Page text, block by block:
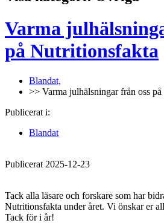
Varma
på Nutritionsfakta
Blandat,
>> Varma julhälsningar från oss
Publicerat i:
Blandat
Publicerat 2025-12-23
Tack alla läsare och forskare som har
Nutritionsfakta under året. Vi önskar er
Tack för i år!